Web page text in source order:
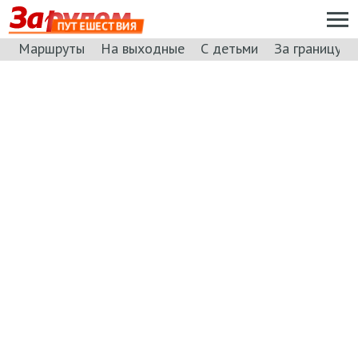
ПУТЕШЕСТВИЯ
Маршруты На выходные С детьми За границу